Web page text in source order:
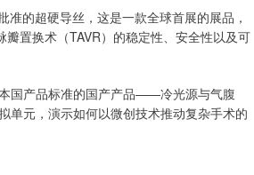
的超硬导丝，这是一款全球首展的展品，
置换术（TAVR）的稳定性、安全性以及可
国产品标准的国产产品——冷光源与气腹
单元，演示如何以微创技术推动复杂手术的